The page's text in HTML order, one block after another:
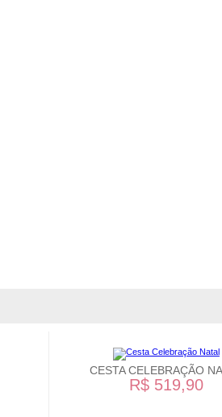
CESTA CELEBRAÇÃO
R$ 519,90